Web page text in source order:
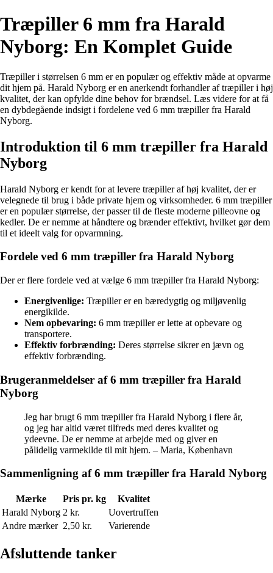
Træpiller 6 mm fra Harald
Nyborg: En Komplet Guide
Træpiller i størrelsen 6 mm er en populær og effektiv måde at opvarme
dit hjem på. Harald Nyborg er en anerkendt forhandler af træpiller i høj
kvalitet, der kan opfylde dine behov for brændsel. Læs videre for at få
en dybdegående indsigt i fordelene ved 6 mm træpiller fra Harald
Nyborg.
Introduktion til 6 mm træpiller fra Harald
Nyborg
Harald Nyborg er kendt for at levere træpiller af høj kvalitet, der er
velegnede til brug i både private hjem og virksomheder. 6 mm træpiller
er en populær størrelse, der passer til de fleste moderne pilleovne og
kedler. De er nemme at håndtere og brænder effektivt, hvilket gør dem
til et ideelt valg for opvarmning.
Fordele ved 6 mm træpiller fra Harald Nyborg
Der er flere fordele ved at vælge 6 mm træpiller fra Harald Nyborg:
Energivenlige: Træpiller er en bæredygtig og miljøvenlig
energikilde.
Nem opbevaring: 6 mm træpiller er lette at opbevare og
transportere.
Effektiv forbrænding: Deres størrelse sikrer en jævn og
effektiv forbrænding.
Brugeranmeldelser af 6 mm træpiller fra Harald
Nyborg
Jeg har brugt 6 mm træpiller fra Harald Nyborg i flere år,
og jeg har altid været tilfreds med deres kvalitet og
ydeevne. De er nemme at arbejde med og giver en
pålidelig varmekilde til mit hjem. – Maria, København
Sammenligning af 6 mm træpiller fra Harald Nyborg
Mærke Pris pr. kg
Kvalitet
Harald Nyborg 2 kr.
Uovertruffen
Andre mærker 2,50 kr. Varierende
Afsluttende tanker